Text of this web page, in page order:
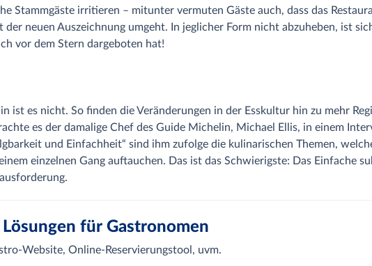
Stammgäste irritieren – mitunter vermuten Gäste auch, dass das
neuen Auszeichnung umgeht. In jeglicher Form nicht abzuheben, ist
vor dem Stern dargeboten hat!
es nicht. So finden die Veränderungen in der Esskultur hin zu mehr
es der damalige Chef des Guide Michelin, Michael Ellis, in einem
und Einfachheit“ sind ihm zufolge die kulinarischen Themen,
einzelnen Gang auftauchen. Das ist das Schwierigste: Das Einfache
Lösungen für Gastronomen
Website, Online-Reservierungstool, uvm.